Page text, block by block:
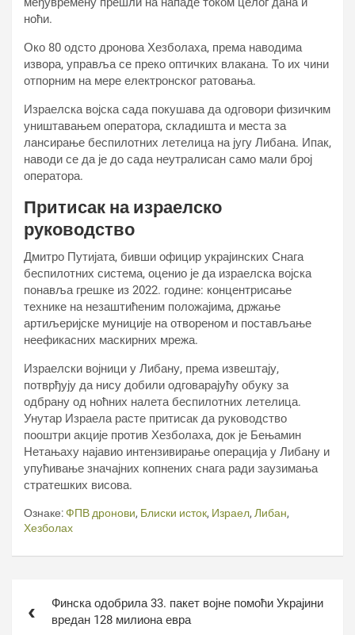
ноћи.
Око 80 одсто дронова Хезболаха, према наводима
извора, управља се преко оптичких влакана. То их чини
отпорним на мере електронског ратовања.
Израелска војска сада покушава да одговори физичким
уништавањем оператора, складишта и места за
лансирање беспилотних летелица на југу Либана. Ипак,
наводи се да је до сада неутралисан само мали број
оператора.
Притисак на израелско
руководство
Дмитро Путијата, бивши официр украјинских Снага
беспилотних система, оценио је да израелска војска
понавља грешке из 2022. године: концентрисање
технике на незаштићеним положајима, држање
артиљеријске муниције на отвореном и постављање
неефикасних маскирних мрежа.
Израелски војници у Либану, према извештају,
потврђују да нису добили одговарајућу обуку за
одбрану од ноћних налета беспилотних летелица.
Унутар Израела расте притисак да руководство
пооштри акције против Хезболаха, док је Бењамин
Нетањаху најавио интензивирање операција у Либану и
упућивање значајних копнених снага ради заузимања
стратешких висова.
Ознаке:ФПВ дронови, Блиски исток, Израел, Либан,
Хезболах
чланкаФинска одобрила 33. пакет војне помоћи Украјини
вредан 128 милиона евра